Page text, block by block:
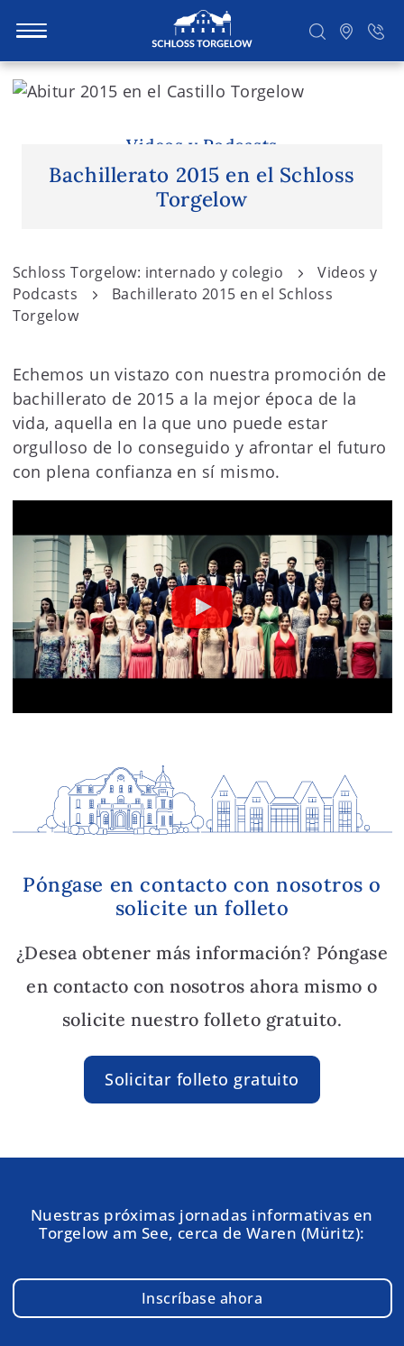
S
Videos y Podcasts
Bachillerato 2015 en el Schloss
Torgelow
Schloss Torgelow: internado y colegio
Videos y
Podcasts
Bachillerato 2015 en el Schloss
Torgelow
Echemos un vistazo con nuestra promoción de
bachillerato de 2015 a la mejor época de la
vida, aquella en la que uno puede estar
orgulloso de lo conseguido y afrontar el futuro
con plena confianza en sí mismo.
Póngase en contacto con nosotros o
solicite un folleto
¿Desea obtener más información? Póngase
en contacto con nosotros ahora mismo o
solicite nuestro folleto gratuito.
Solicitar folleto gratuito
Nuestras próximas jornadas informativas en
Torgelow am See, cerca de Waren (Müritz):
Inscríbase ahora